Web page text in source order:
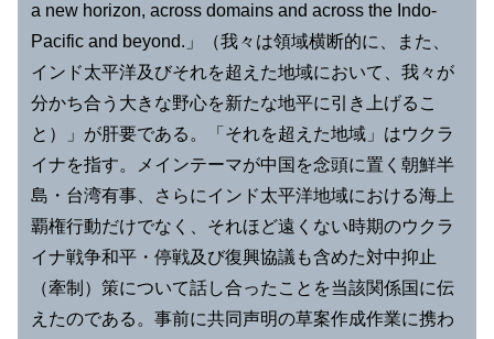
a new horizon, across domains and across the Indo-
Pacific and beyond.」（我々は領域横断的に、また、
インド太平洋及びそれを超えた地域において、我々が
分かち合う大きな野心を新たな地平に引き上げるこ
と）」が肝要である。「それを超えた地域」はウクラ
イナを指す。メインテーマが中国を念頭に置く朝鮮半
島・台湾有事、さらにインド太平洋地域における海上
覇権行動だけでなく、それほど遠くない時期のウクラ
イナ戦争和平・停戦及び復興協議も含めた対中抑止
（牽制）策について話し合ったことを当該関係国に伝
えたのである。事前に共同声明の草案作成作業に携わ